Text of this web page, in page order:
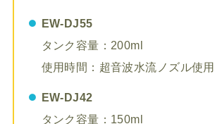
EW-DJ55
タンク容量：200ml
使用時間：超音波水流ノズル使
EW-DJ42
タンク容量：150ml